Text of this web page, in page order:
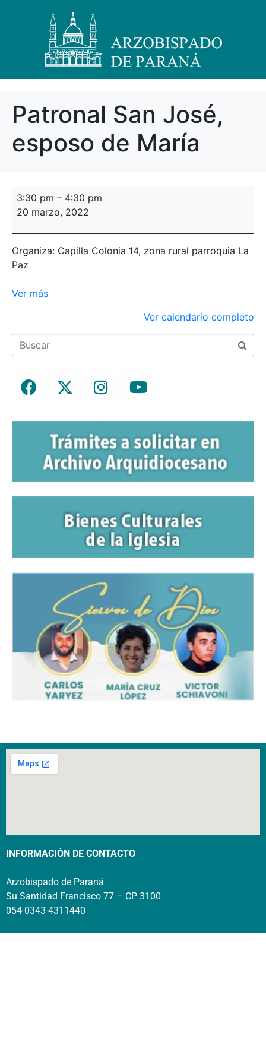
Patronal San José,
esposo de María
3:30 pm – 4:30 pm
20 marzo, 2022
Organiza: Capilla Colonia 14, zona rural parroquia La
Paz
Ver más
Ver calendario completo
INFORMACIÓN DE CONTACTO
Arzobispado de Paraná
Su Santidad Francisco 77 – CP 3100
054-0343-4311440